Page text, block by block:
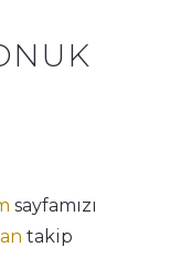
sayfamızı
takip